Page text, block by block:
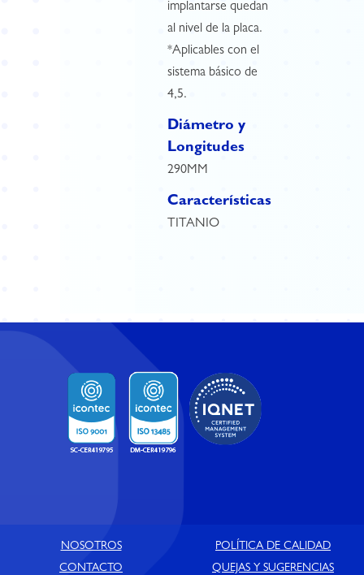
implantarse quedan
al nivel de la placa.
*Aplicables con el
sistema básico de
4,5.
Diámetro y
Longitudes
290MM
Características
TITANIO
NOSOTROS
POLÍTICA DE CALIDAD
CONTACTO
QUEJAS Y SUGERENCIAS